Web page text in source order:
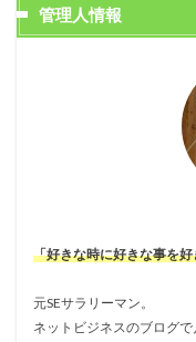
管理人情報
「好きな時に好きな事を
元SEサラリーマン。
ネットビジネスのブログ